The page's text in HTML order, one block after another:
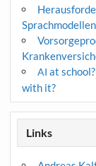
AI at
with it?
Links